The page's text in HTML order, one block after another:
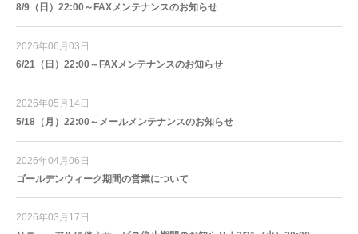
8/9（日）22:00～FAXメンテナンスのお知らせ
2026年06月03日
6/21（日）22:00～FAXメンテナンスのお知らせ
2026年05月14日
5/18（月）22:00～メールメンテナンスのお知らせ
2026年04月06日
ゴールデンウィーク期間の営業について
2026年03月17日